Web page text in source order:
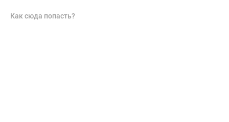
Как сюда попасть?